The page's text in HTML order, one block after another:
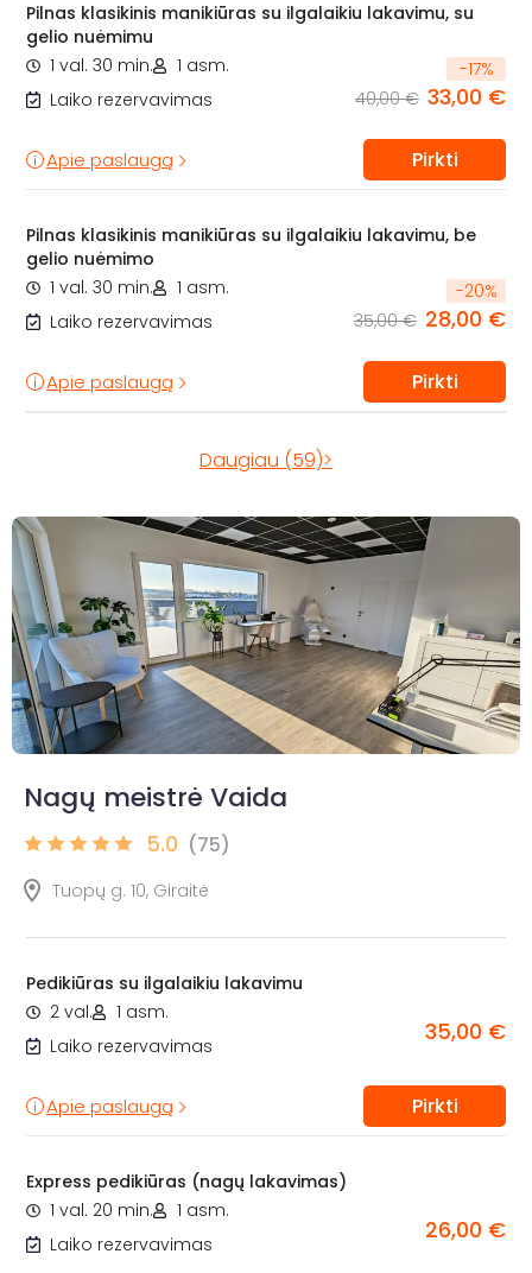
Pilnas klasikinis manikiūras su ilgalaikiu lakavimu, su
gelio nuėmimu
1 val. 30 min.
1 asm.
Laiko rezervavimas
-17%
40,00 € 33,00 €
Apie paslaugą Pirkti
Pilnas klasikinis manikiūras su ilgalaikiu lakavimu, be
gelio nuėmimo
1 val. 30 min.
1 asm.
Laiko rezervavimas
-20%
35,00 € 28,00 €
Apie paslaugą Pirkti
Daugiau (59)>
Nagų meistrė Vaida
5.0 (75)
Tuopų g. 10, Giraitė
Pedikiūras su ilgalaikiu lakavimu
2 val.
1 asm.
Laiko rezervavimas
35,00 €
Apie paslaugą Pirkti
Express pedikiūras (nagų lakavimas)
1 val. 20 min.
1 asm.
Laiko rezervavimas
26,00 €